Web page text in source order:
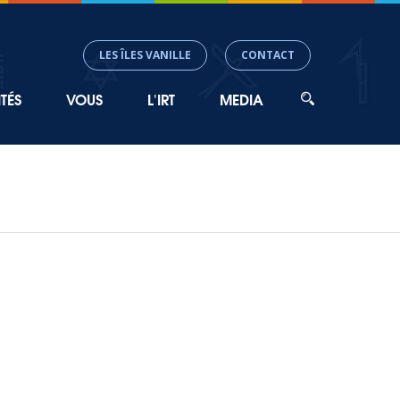
VOUS L'IRT MEDIA
LES ÎLES VANILLE CONTACT